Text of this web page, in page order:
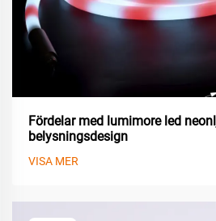
Fördelar med lumimore led
belysningsdesign
VISA MER